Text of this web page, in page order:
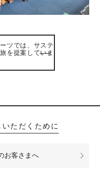
ツでは、サステ
を提案していま
ただくために
お客さまへ